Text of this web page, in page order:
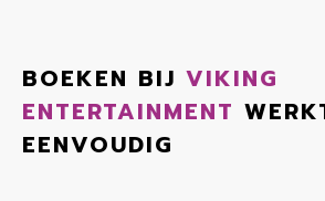
BOEKEN BIJ VIKING
ENTERTAINMENT
EENVOUDIG